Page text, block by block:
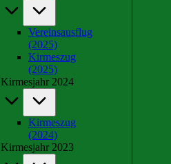
Vereinsausflug
(2025)
Kirmeszug
(2025)
Kirmesjahr 2024
Kirmeszug
(2024)
Kirmesjahr 2023